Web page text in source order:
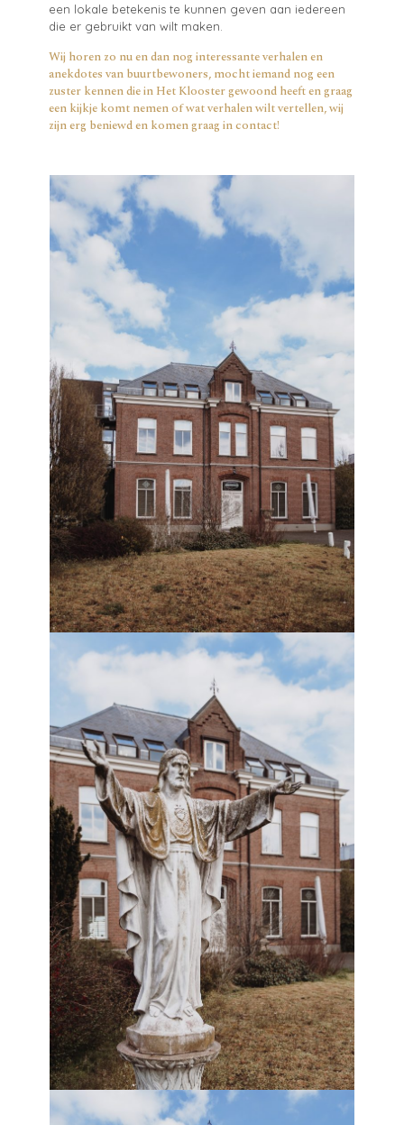
een lokale betekenis te kunnen geven aan iedereen
die er gebruikt van wilt maken.
Wij horen zo nu en dan nog interessante verhalen en
anekdotes van buurtbewoners, mocht iemand nog een
zuster kennen die in Het Klooster gewoond heeft en graag
een kijkje komt nemen of wat verhalen wilt vertellen, wij
zijn erg beniewd en komen graag in contact!